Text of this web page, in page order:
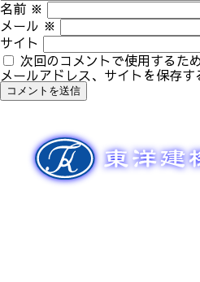
名前 ※
メール ※
サイト
次回のコメントで使用するた
メールアドレス、サイトを保存す